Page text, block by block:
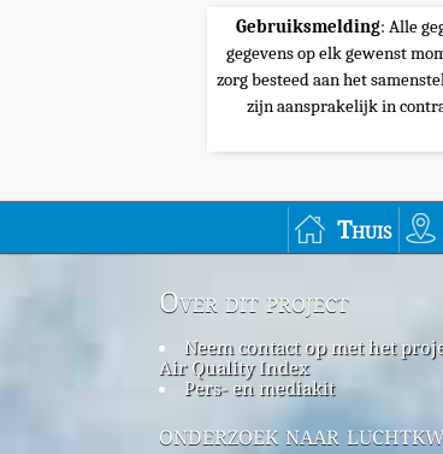
Gebruiksmelding: Alle
gegevens op elk gewenst
zorg besteed aan het
zijn aansprakelijk in
Thuis
Over dit project
Neem contact op met het
Air Quality Index
Pers- en mediakit
onderzoek naar